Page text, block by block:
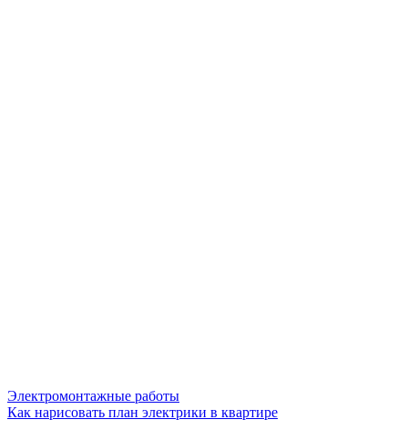
Электромонтажные работы
Как нарисовать план электрики в квартире